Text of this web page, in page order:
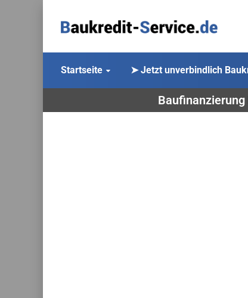
Startseite ➤ Jetzt unverbindlich